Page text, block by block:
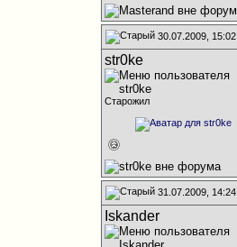
30.07.2009, 15:02
str0ke
Старожил
31.07.2009, 14:24
Iskander